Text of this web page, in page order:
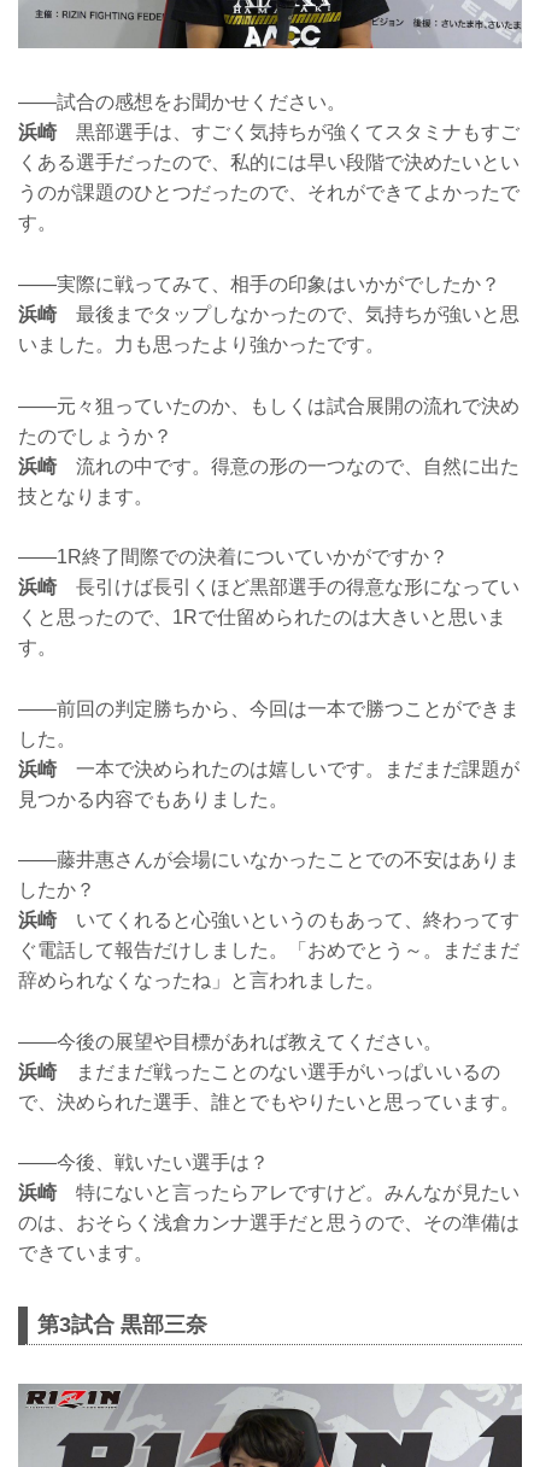
——試合の感想をお聞かせください。
浜崎 黒部選手は、すごく気持ちが強くてスタミナもすご
くある選手だったので、私的には早い段階で決めたいとい
うのが課題のひとつだったので、それができてよかったで
す。
——実際に戦ってみて、相手の印象はいかがでしたか？
浜崎 最後までタップしなかったので、気持ちが強いと思
いました。力も思ったより強かったです。
——元々狙っていたのか、もしくは試合展開の流れで決め
たのでしょうか？
浜崎 流れの中です。得意の形の一つなので、自然に出た
技となります。
——1R終了間際での決着についていかがですか？
浜崎 長引けば長引くほど黒部選手の得意な形になってい
くと思ったので、1Rで仕留められたのは大きいと思いま
す。
——前回の判定勝ちから、今回は一本で勝つことができま
した。
浜崎 一本で決められたのは嬉しいです。まだまだ課題が
見つかる内容でもありました。
——藤井惠さんが会場にいなかったことでの不安はありま
したか？
浜崎 いてくれると心強いというのもあって、終わってす
ぐ電話して報告だけしました。「おめでとう～。まだまだ
辞められなくなったね」と言われました。
——今後の展望や目標があれば教えてください。
浜崎 まだまだ戦ったことのない選手がいっぱいいるの
で、決められた選手、誰とでもやりたいと思っています。
——今後、戦いたい選手は？
浜崎 特にないと言ったらアレですけど。みんなが見たい
のは、おそらく浅倉カンナ選手だと思うので、その準備は
できています。
第3試合 黒部三奈